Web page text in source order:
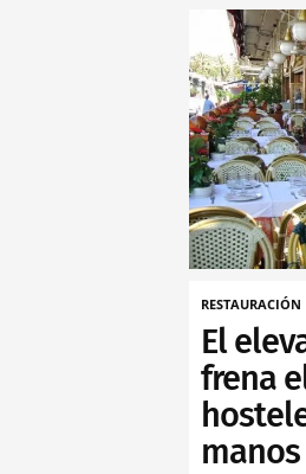
RESTAURACIÓN
El
frena